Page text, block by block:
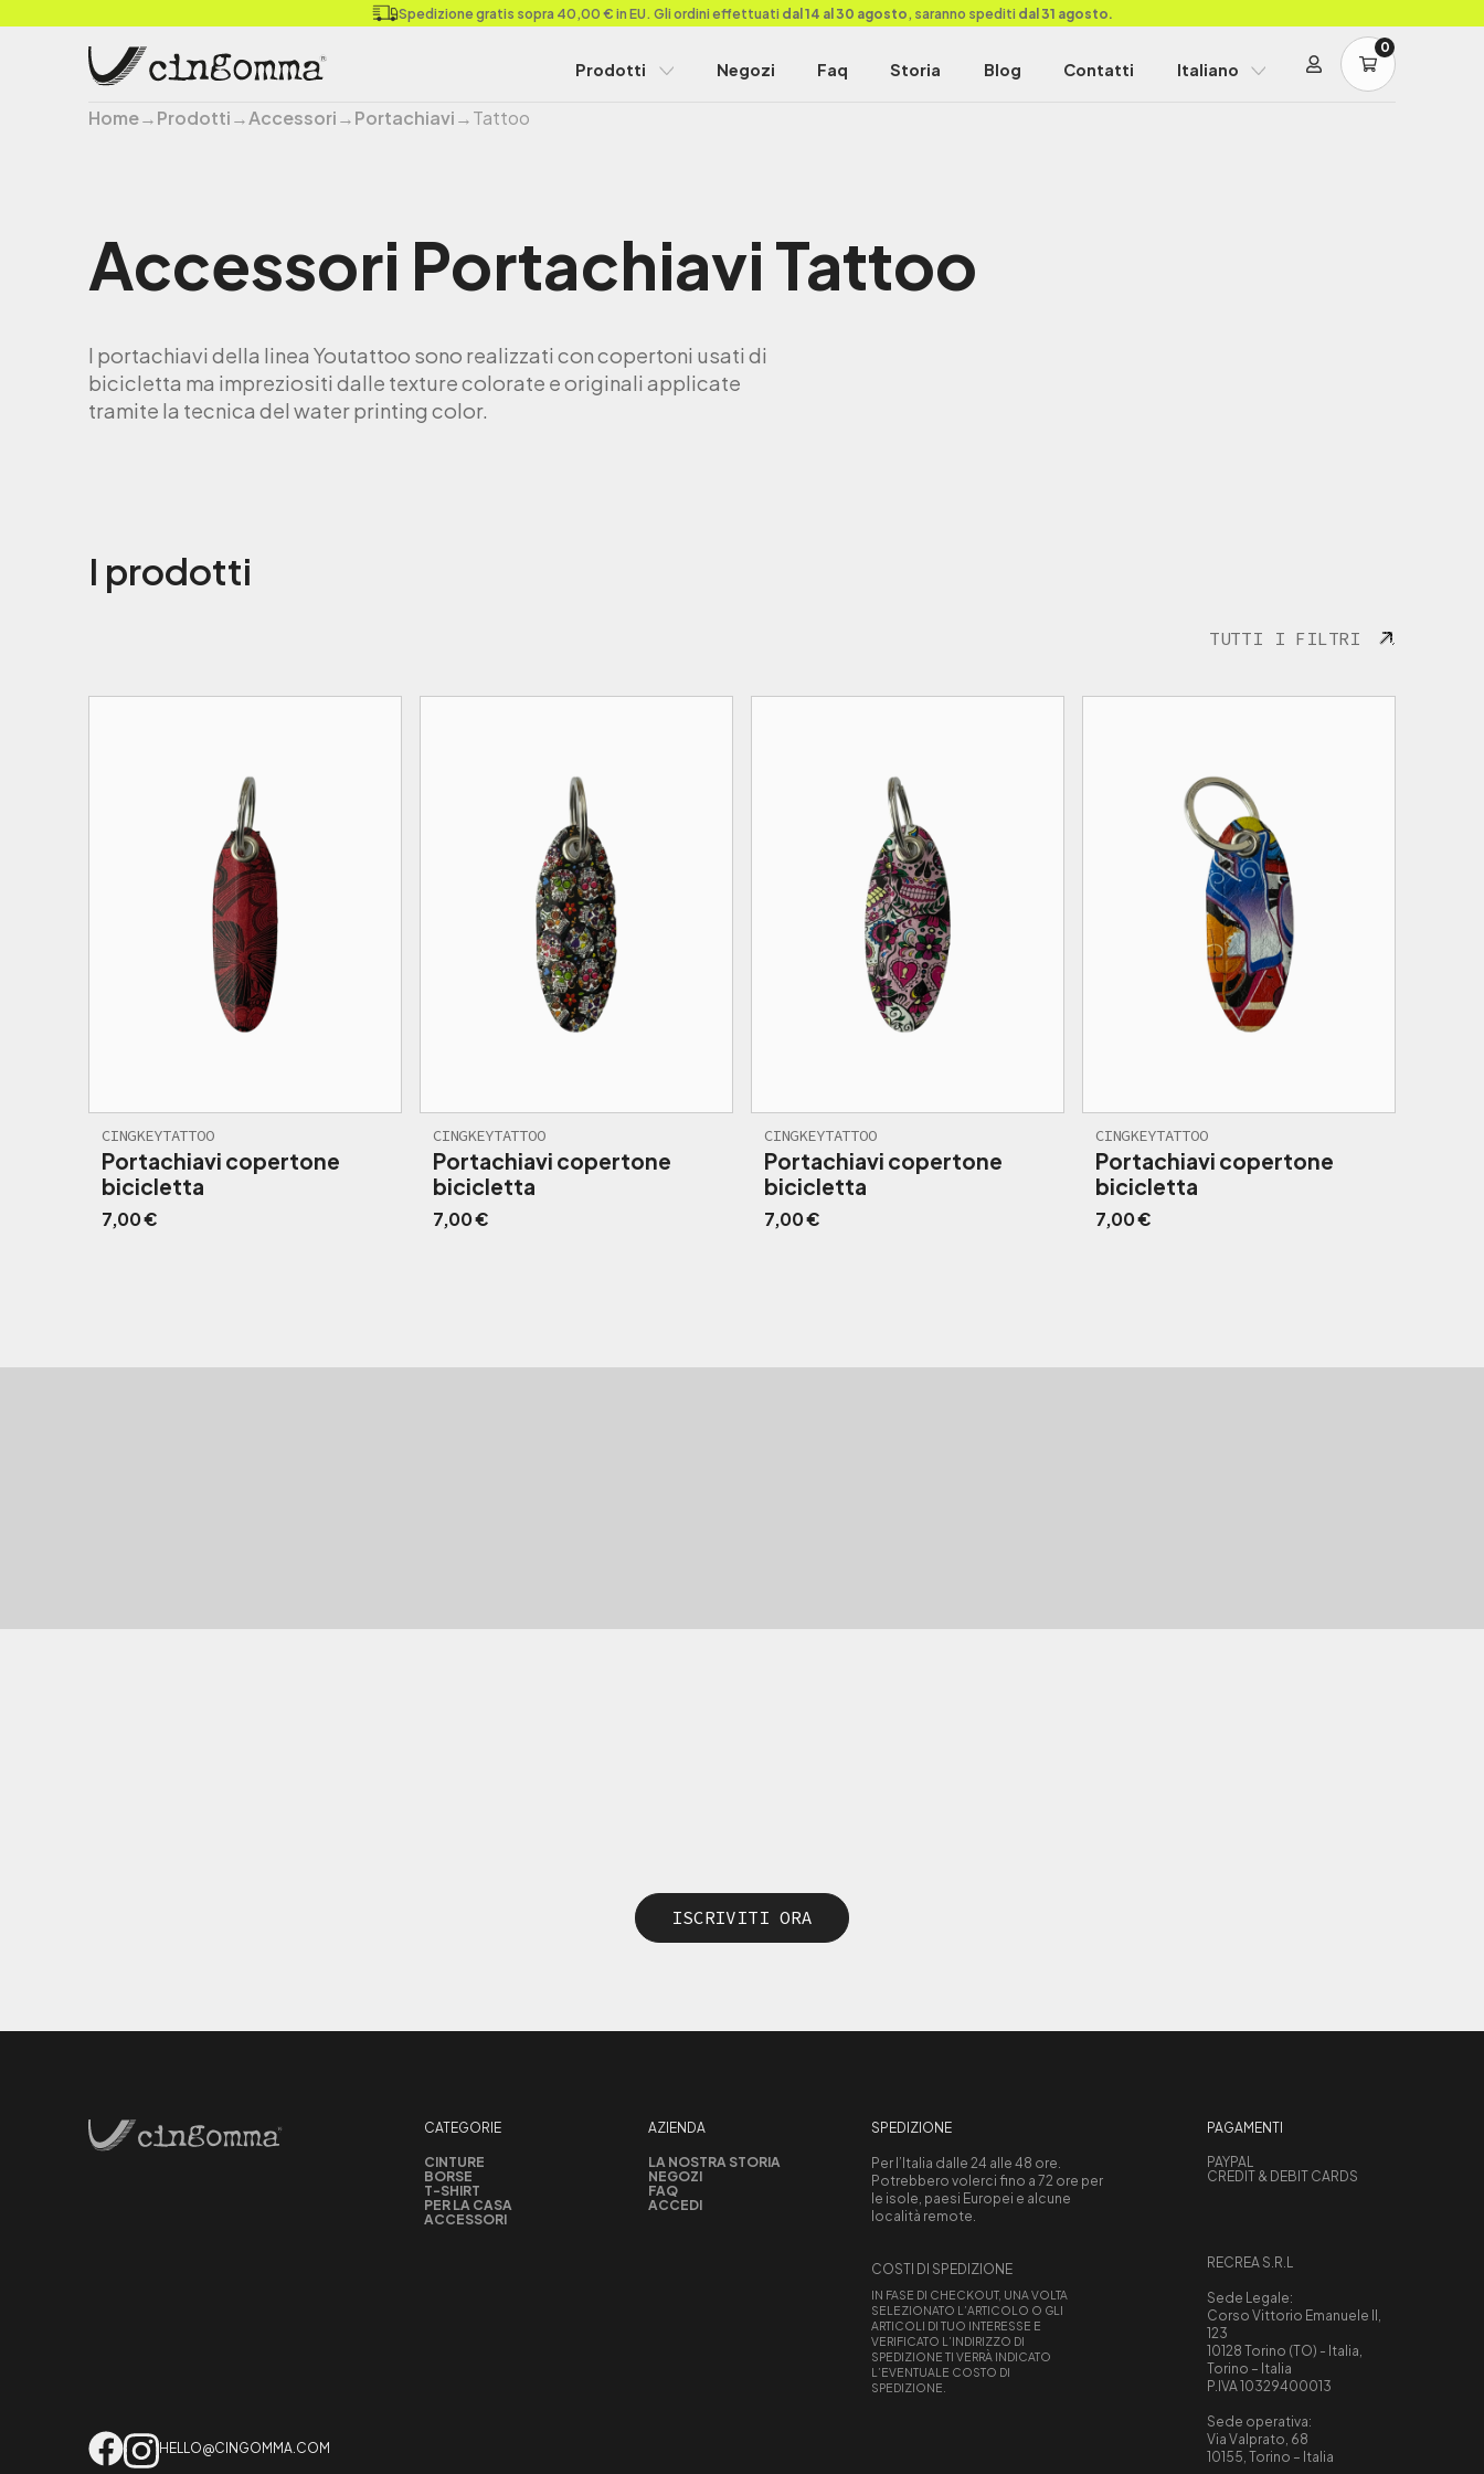
Spedizione gratis sopra 40,00 € in EU. Gli ordini effettuati dal 14 al 30 agosto , saranno spediti dal 31 agosto.
Prodotti Negozi Faq Storia Blog Contatti Italiano
0
Home→Prodotti→Accessori→Portachiavi→Tattoo
Accessori PortachiaviTattoo
I portachiavi della linea Youtattoo sono realizzati con copertoni usati di
bicicletta ma impreziositi dalle texture colorate e originali applicate
tramite la tecnica del water printing color.
I prodotti
TUTTI I FILTRI
CINGKEYTATTOO
Portachiavi copertone
bicicletta
7,00€
CINGKEYTATTOO
Portachiavi copertone
bicicletta
7,00€
CINGKEYTATTOO
Portachiavi copertone
bicicletta
7,00€
CINGKEYTATTOO
Portachiavi copertone
bicicletta
7,00€
ISCRIVITI ORA
HELLO@CINGOMMA.COM
CATEGORIE
CINTURE
BORSE
T-SHIRT
PER LA CASA
ACCESSORI
AZIENDA
LA NOSTRA STORIA
NEGOZI
FAQ
ACCEDI
SPEDIZIONE
Per l’Italia dalle 24 alle 48 ore.
Potrebbero volerci fino a 72 ore per
le isole, paesi Europei e alcune
località remote.
COSTI DI SPEDIZIONE
IN FASE DI CHECKOUT, UNA VOLTA
SELEZIONATO L’ARTICOLO O GLI
ARTICOLI DI TUO INTERESSE E
VERIFICATO L’INDIRIZZO DI
SPEDIZIONE TI VERRÀ INDICATO
L’EVENTUALE COSTO DI
SPEDIZIONE.
PAGAMENTI
PAYPAL
CREDIT & DEBIT CARDS
RECREA S.R.L
Sede Legale:
Corso Vittorio Emanuele II,
123
10128 Torino (TO) - Italia,
Torino – Italia
P.IVA 10329400013
Sede operativa:
Via Valprato, 68
10155, Torino – Italia